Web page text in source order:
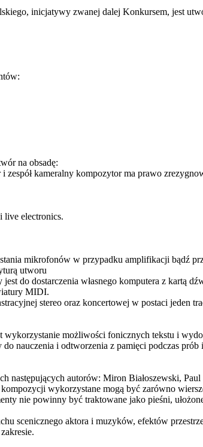
inicjatywy zwanej dalej Konkursem, jest
na obsadę:
zespół kameralny kompozytor ma prawo
live electronics.
mikrofonów w przypadku amplifikacji bądź
utworu
do dostarczenia własnego komputera z kartą
MIDI.
stereo oraz koncertowej w postaci jeden
wykorzystanie możliwości fonicznych tekstu i
nauczenia i odtworzenia z pamięci podczas
autorów: Miron Białoszewski,
wykorzystane mogą być zarówno
nie powinny być traktowane jako pieśni,
scenicznego aktora i muzyków, efektów